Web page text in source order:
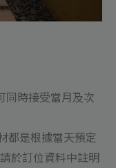
時接受當月及次
都是根據當天預定
於訂位資料中註明